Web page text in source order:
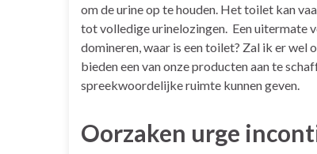
om de urine op te houden. Het toilet kan
tot volledige urinelozingen. Een uitermate
domineren, waar is een toilet? Zal ik er
bieden een van onze producten aan te
spreekwoordelijke ruimte kunnen geven.
Oorzaken urge